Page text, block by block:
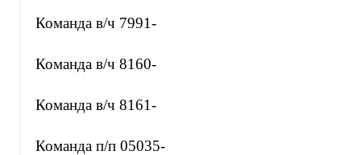
Команда в/ч 7991-
Команда в/ч 8160-
Команда в/ч 8161-
Команда п/п 05035-